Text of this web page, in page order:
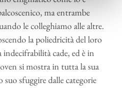
ma entrambe
le colleghiamo alle altre.
la poliedricità del loro
cade, ed è in
si mostra in tutta la sua
sfuggire dalle categorie